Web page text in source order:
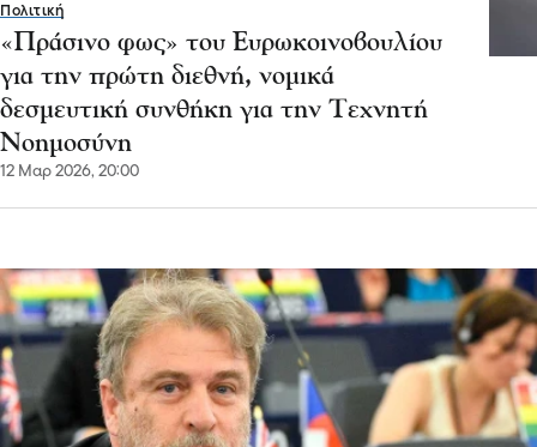
Πολιτική
«Πράσινο φως» του Ευρωκοινοβουλίου
για την πρώτη διεθνή, νομικά
δεσμευτική συνθήκη για την Τεχνητή
Νοημοσύνη
12 Μαρ 2026, 20:00